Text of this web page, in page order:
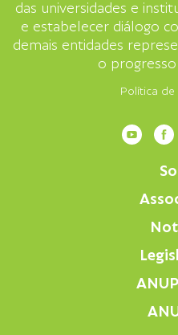
das universidades e
e estabelecer diálogo
demais entidades
o progresso
Política de